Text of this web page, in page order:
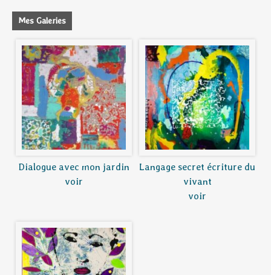
Mes Galeries
Dialogue avec mon jardin
voir
Langage secret écriture du
vivant
voir